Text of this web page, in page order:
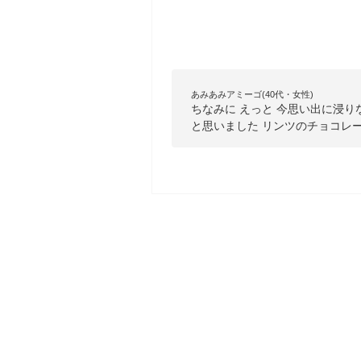
あみあみアミーゴ(40代・女性)
ちなみに えっと 今思い出に浸
と思いました リンツのチョコレ